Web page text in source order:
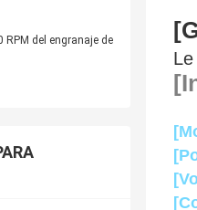
RPM del engranaje de